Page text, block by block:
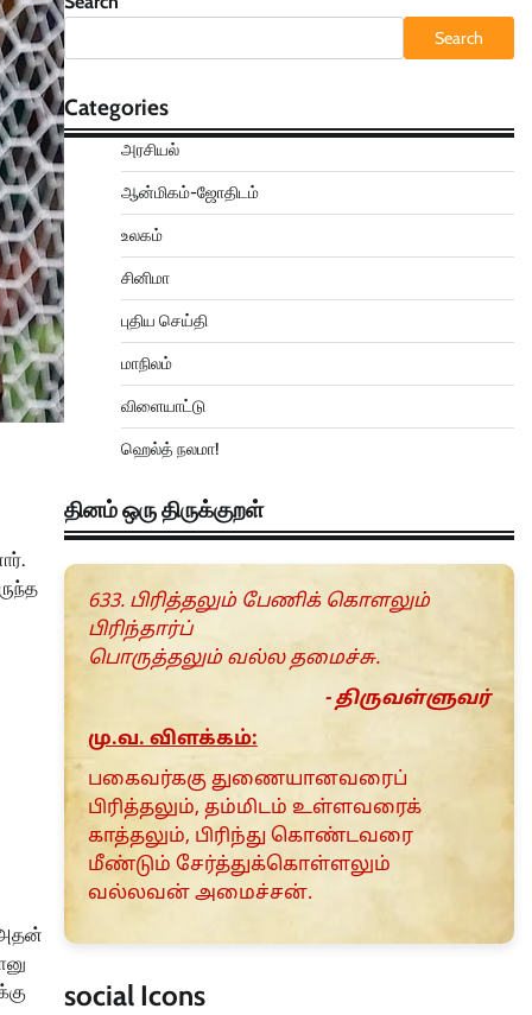
அதன்
Search
Categories
அரசியல்
ஆன்மிகம்-ஜோதிடம்
உலகம்
சினிமா
புதிய செய்தி
மாநிலம்
விளையாட்டு
ஹெல்த் நலமா!
தினம் ஒரு திருக்குறள்
633. பிரித்தலும் பேணிக் கொளலும்
பிரிந்தார்ப்
பொருத்தலும் வல்ல தமைச்சு.
- திருவள்ளுவர்
மு.வ. விளக்கம்:
பகைவர்ககு துணையானவரைப்
பிரித்தலும், தம்மிடம் உள்ளவரைக்
காத்தலும், பிரிந்து கொண்டவரை
மீண்டும் சேர்த்துக்கொள்ளலும்
வல்லவன் அமைச்சன்.
social Icons